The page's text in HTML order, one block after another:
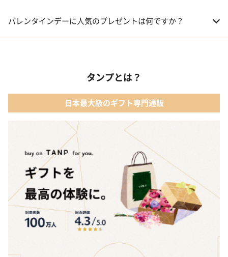
02 メイクアップ
04 ファッション小物
05 入浴剤・バスケア
バレンタインデーに人気のプレゼントは何ですか？
02 【名入れギフト】フラワーティントリップ［日本限定ピンクゴ
03 ショコラフレナチュール
04 ＜クランチチョコレート＞ダーク＆ミルク＆キャラメル＆ホワ
イト 60g
05 葉山のショコラ・カロ＜4個入＞
タンプとは？
日本最大級のギフト専門通販